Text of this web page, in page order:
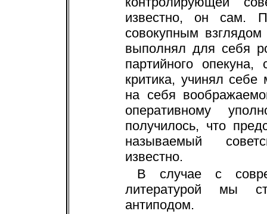
известно, он сам.
совокупным
выполнял для себя
партийного
критика, учинял
на себя
оперативному
получилось, что
называемый
известно.
В случае с
литературой мы
антиподом.